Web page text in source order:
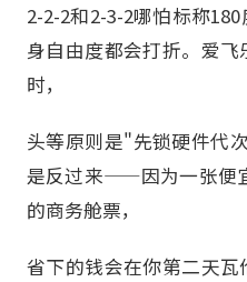
2-2-2和2-3-2哪怕标称
身自由度都会打折。爱
时，
头等原则是"先锁硬件代
是反过来——因为一张便
的商务舱票，
省下的钱会在你第二天